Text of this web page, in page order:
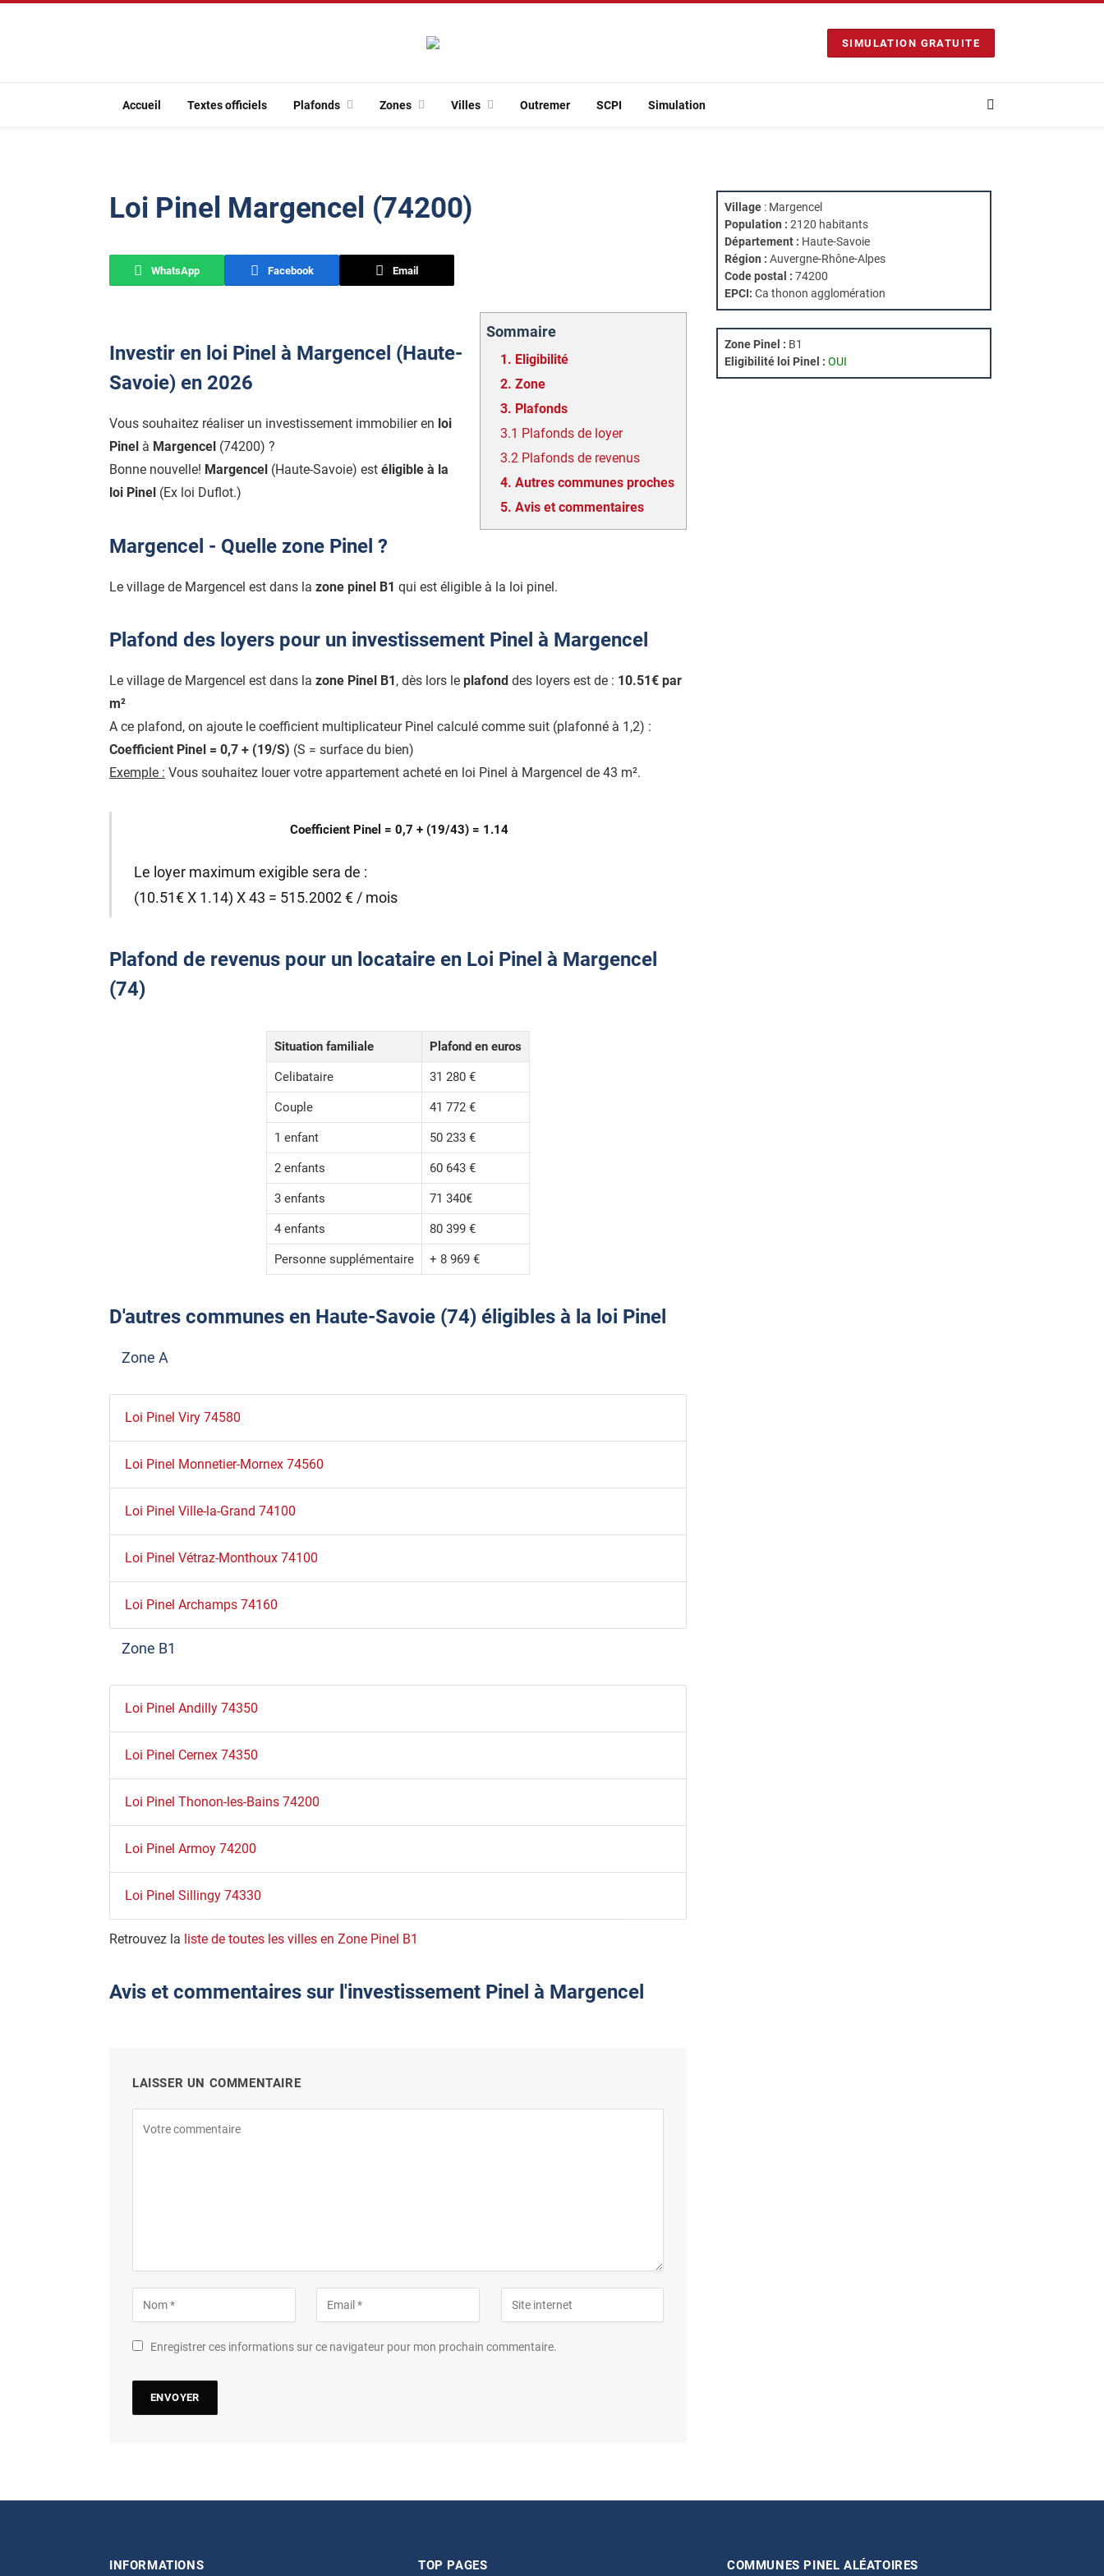
SIMULATION GRATUITE
Accueil Textes officiels Plafonds Zones Villes Outremer SCPI Simulation
Loi Pinel Margencel (74200)
WhatsApp Facebook Email
Sommaire
1. Eligibilité
2. Zone
3. Plafonds
3.1 Plafonds de loyer
3.2 Plafonds de revenus
4. Autres communes proches
5. Avis et commentaires
Investir en loi Pinel à Margencel (Haute-
Savoie) en 2026
Vous souhaitez réaliser un investissement immobilier en loi
Pinel à Margencel (74200) ?
Bonne nouvelle! Margencel (Haute-Savoie) est éligible à la
loi Pinel (Ex loi Duflot.)
Margencel - Quelle zone Pinel ?
Le village de Margencel est dans la zone pinel B1 qui est éligible à la loi pinel.
Plafond des loyers pour un investissement Pinel à Margencel
Le village de Margencel est dans la zone Pinel B1 , dès lors le plafond des loyers est de : 10.51€ par
m²
A ce plafond, on ajoute le coefficient multiplicateur Pinel calculé comme suit (plafonné à 1,2) :
Coefficient Pinel = 0,7 + (19/S) (S = surface du bien)
Exemple : Vous souhaitez louer votre appartement acheté en loi Pinel à Margencel de 43 m².
Coefficient Pinel = 0,7 + (19/43) = 1.14
Le loyer maximum exigible sera de :
(10.51€ X 1.14) X 43 = 515.2002 € / mois
Plafond de revenus pour un locataire en Loi Pinel à Margencel
(74)
Situation familiale Plafond en euros
Celibataire 31 280 €
Couple 41 772 €
1 enfant 50 233 €
2 enfants 60 643 €
3 enfants 71 340€
4 enfants 80 399 €
Personne supplémentaire + 8 969 €
D'autres communes en Haute-Savoie (74) éligibles à la loi Pinel
Zone A
Loi Pinel Viry 74580
Loi Pinel Monnetier-Mornex 74560
Loi Pinel Ville-la-Grand 74100
Loi Pinel Vétraz-Monthoux 74100
Loi Pinel Archamps 74160
Zone B1
Loi Pinel Andilly 74350
Loi Pinel Cernex 74350
Loi Pinel Thonon-les-Bains 74200
Loi Pinel Armoy 74200
Loi Pinel Sillingy 74330
Retrouvez la liste de toutes les villes en Zone Pinel B1
Avis et commentaires sur l'investissement Pinel à Margencel
LAISSER UN COMMENTAIRE
Enregistrer ces informations sur ce navigateur pour mon prochain commentaire.
Village : Margencel
Population : 2120 habitants
Département : Haute-Savoie
Région : Auvergne-Rhône-Alpes
Code postal : 74200
EPCI: Ca thonon agglomération
Zone Pinel : B1
Eligibilité loi Pinel : OUI
INFORMATIONS TOP PAGES COMMUNES PINEL ALÉATOIRES